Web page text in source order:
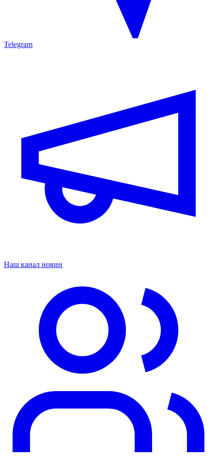
Telegram
Наш канал новин